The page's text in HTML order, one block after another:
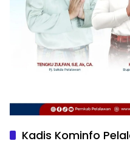
Kadis Kominfo